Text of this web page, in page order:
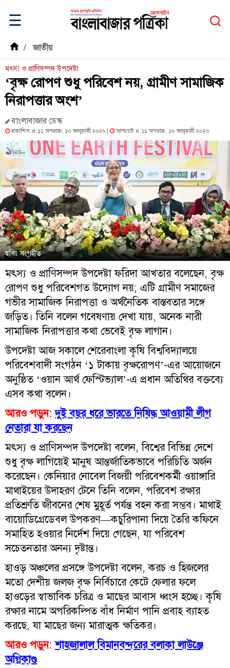
☰
/ জাতীয়
মৎস্য ও প্রাণিসম্পদ উপদেষ্টা
‘বৃক্ষ রোপণ শুধু পরিবেশ নয়, গ্রামীণ সামাজিক
নিরাপত্তার অংশ’
বাংলাবাজার ডেস্ক
প্রকাশিত: ৪:১১ অপরাহ্ন, ১০ জানুয়ারী ২০২৬ | আপডেট: ৪:১১ অপরাহ্ন, ১০ জানুয়ারী ২০২৬
ছবিঃ সংগৃহীত
মৎস্য ও প্রাণিসম্পদ উপদেষ্টা ফরিদা আখতার বলেছেন, বৃক্ষ
রোপণ শুধু পরিবেশগত উদ্যোগ নয়; এটি গ্রামীণ সমাজের
গভীর সামাজিক নিরাপত্তা ও অর্থনৈতিক বাস্তবতার সঙ্গে
জড়িত। তিনি বলেন গবেষণায় দেখা যায়, অনেক নারী
সামাজিক নিরাপত্তার কথা ভেবেই বৃক্ষ লাগান।
উপদেষ্টা আজ সকালে শেরেবাংলা কৃষি বিশ্ববিদ্যালয়ে
পরিবেশবাদী সংগঠন ‘১ টাকায় বৃক্ষরোপণ’-এর আয়োজনে
অনুষ্ঠিত ‘ওয়ান আর্থ ফেস্টিভ্যাল’-এ প্রধান অতিথির বক্তব্যে
এসব কথা বলেন।
আরও পড়ুন: দুই বছর ধরে ভারতে নিষিদ্ধ আওয়ামী লীগ
নেতারা যা করছেন
মৎস্য ও প্রাণিসম্পদ উপদেষ্টা বলেন, বিশ্বের বিভিন্ন দেশে
শুধু বৃক্ষ লাগিয়েই মানুষ আন্তর্জাতিকভাবে পরিচিতি অর্জন
করেছেন। কেনিয়ার নোবেল বিজয়ী পরিবেশকর্মী ওয়াঙ্গারি
মাথাইয়ের উদাহরণ টেনে তিনি বলেন, পরিবেশ রক্ষার
প্রতিশ্রুতি জীবনের শেষ মুহূর্ত পর্যন্ত বহন করা সম্ভব। মাথাই
বায়োডিগ্রেডেবল উপকরণ—কচুরিপানা দিয়ে তৈরি কফিনে
সমাহিত হওয়ার নির্দেশ দিয়ে গেছেন, যা পরিবেশ
সচেতনতার অনন্য দৃষ্টান্ত।
হাওড় অঞ্চলের প্রসঙ্গে উপদেষ্টা বলেন, করচ ও হিজলের
মতো দেশীয় জলজ বৃক্ষ নির্বিচারে কেটে ফেলার ফলে
হাওড়ের স্বাভাবিক চরিত্র ও মাছের আবাস ধ্বংস হচ্ছে। কৃষি
রক্ষার নামে অপরিকল্পিত বাঁধ নির্মাণ পানি প্রবাহ ব্যাহত
করছে, যা মাছের জন্য মারাত্মক ক্ষতিকর।
আরও পড়ুন: শাহজালাল বিমানবন্দরের বলাকা লাউঞ্জে
অগ্নিকাণ্ড